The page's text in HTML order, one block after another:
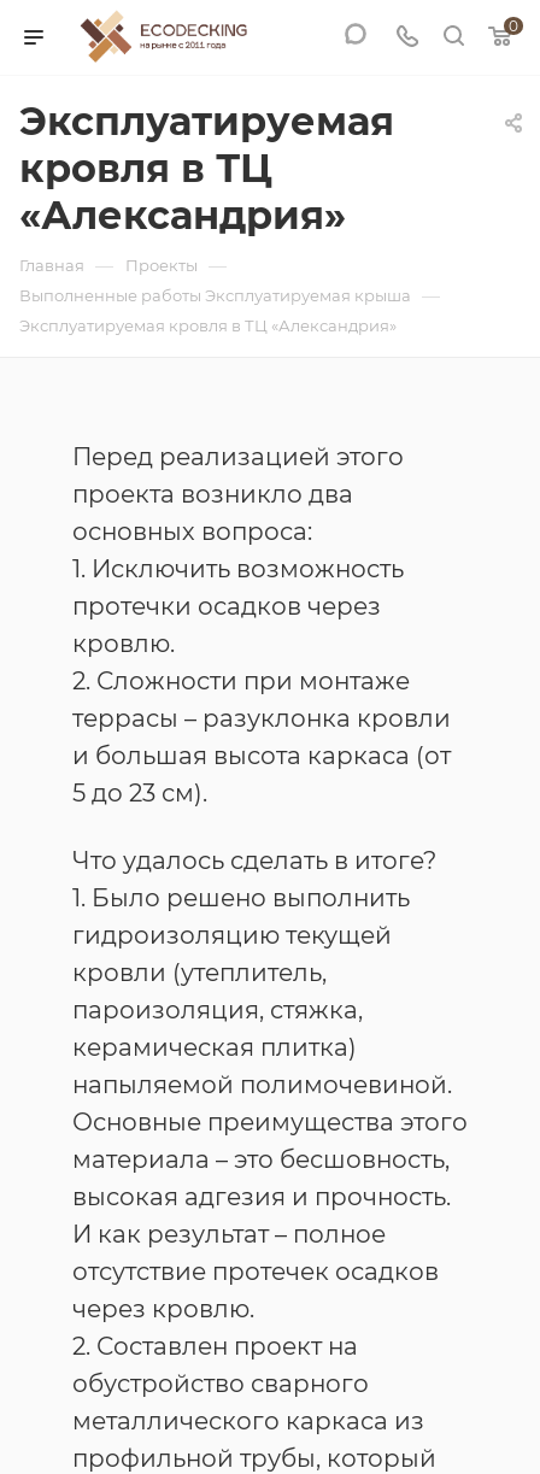
0
Эксплуатируемая
кровля в ТЦ
«Александрия»
Главная — Проекты —
Выполненные работы Эксплуатируемая крыша —
Эксплуатируемая кровля в ТЦ «Александрия»
Перед реализацией этого
проекта возникло два
основных вопроса:
1. Исключить возможность
протечки осадков через
кровлю.
2. Сложности при монтаже
террасы – разуклонка кровли
и большая высота каркаса (от
5 до 23 см).
Что удалось сделать в итоге?
1. Было решено выполнить
гидроизоляцию текущей
кровли (утеплитель,
пароизоляция, стяжка,
керамическая плитка)
напыляемой полимочевиной.
Основные преимущества этого
материала – это бесшовность,
высокая адгезия и прочность.
И как результат – полное
отсутствие протечек осадков
через кровлю.
2. Составлен проект на
обустройство сварного
металлического каркаса из
профильной трубы, который